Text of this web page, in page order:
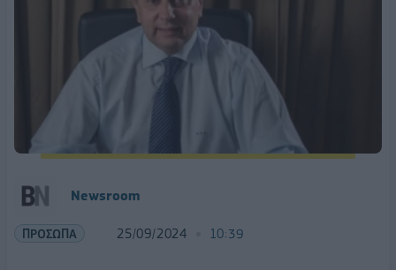
Newsroom
ΠΡΟΣΩΠΑ 25/09/2024 10:39